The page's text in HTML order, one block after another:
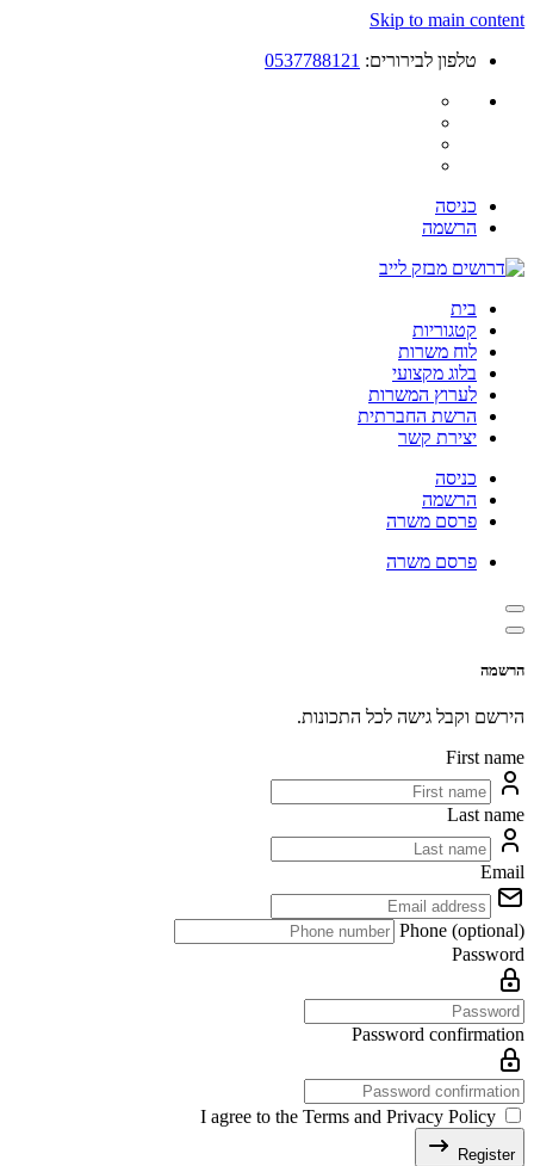
Skip to main content
טלפון לבירורים: 0537788121
כניסה
הרשמה
בית
קטגוריות
לוח משרות
בלוג מקצועי
לערוץ המשרות
הרשת החברתית
יצירת קשר
כניסה
הרשמה
פרסם משרה
פרסם משרה
הרשמה
הירשם וקבל גישה לכל התכונות.
First name
Last name
Email
Phone (optional)
Password
Password confirmation
I agree to the Terms and Privacy Policy
Register